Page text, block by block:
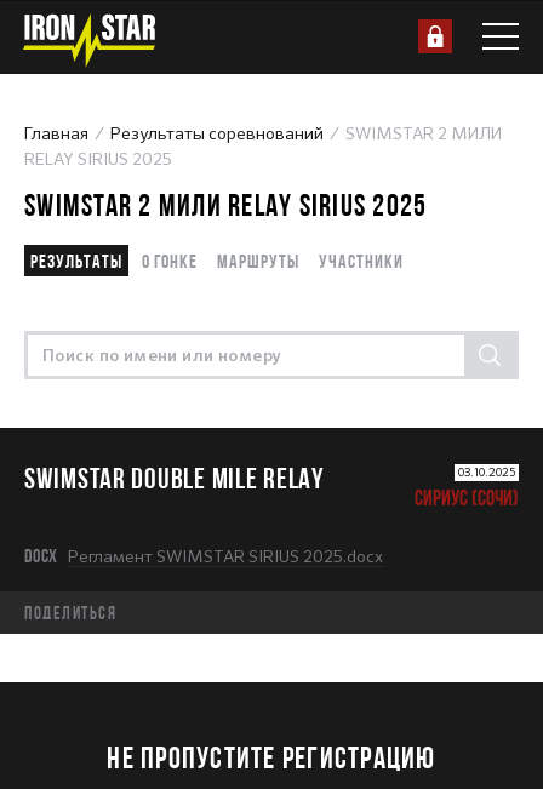
Главная Результаты соревнований
SWIMSTAR 2 МИЛИ
RELAY SIRIUS 2025
SWIMSTAR 2 МИЛИ RELAY SIRIUS 2025
Результаты О гонке Маршруты Участники
SWIMSTAR DOUBLE MILE RELAY 03.10.2025
СИРИУС (СОЧИ)
DOCX Регламент SWIMSTAR SIRIUS 2025.docx
Поделиться
НЕ ПРОПУСТИТЕ РЕГИСТРАЦИЮ